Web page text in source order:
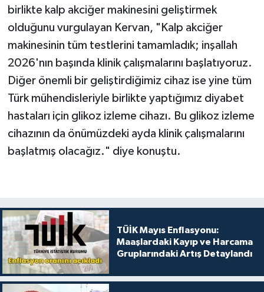
birlikte kalp akciğer makinesini geliştirmek
olduğunu vurgulayan Kervan, "Kalp akciğer
makinesinin tüm testlerini tamamladık; inşallah
2026'nın başında klinik çalışmalarını başlatıyoruz.
Diğer önemli bir geliştirdiğimiz cihaz ise yine tüm
Türk mühendisleriyle birlikte yaptığımız diyabet
hastaları için glikoz izleme cihazı. Bu glikoz izleme
cihazının da önümüzdeki ayda klinik çalışmalarını
başlatmış olacağız." diye konuştu.
TÜİK Mayıs Enflasyonu:
Maaşlardaki Kayıp ve Harcama
Gruplarındaki Artış Detaylandı